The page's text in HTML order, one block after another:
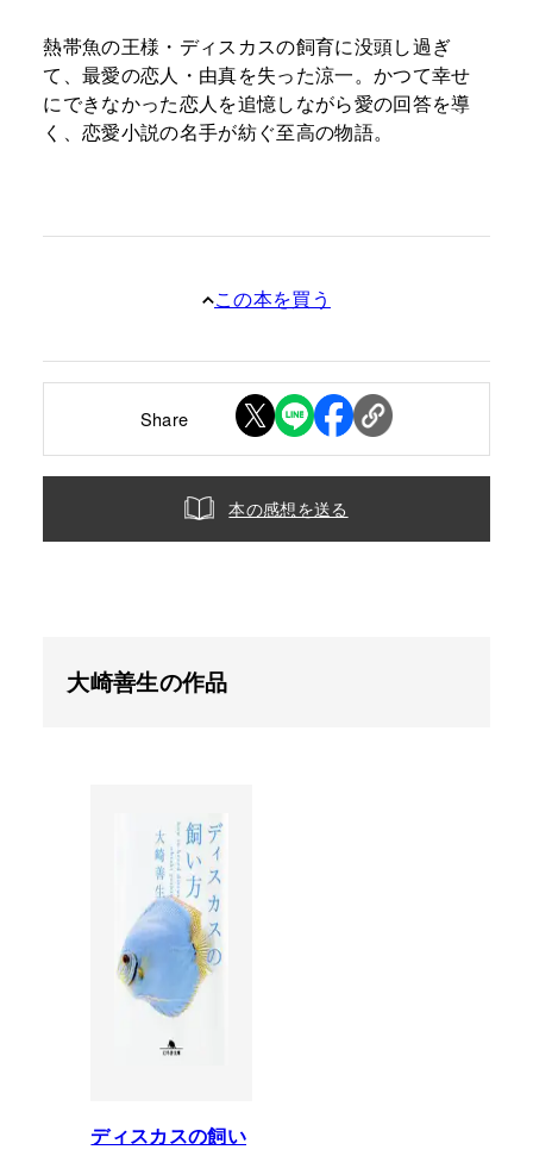
熱帯魚の王様・ディスカスの飼育に没頭し過ぎ
て、最愛の恋人・由真を失った涼一。かつて幸せ
にできなかった恋人を追憶しながら愛の回答を導
く、恋愛小説の名手が紡ぐ至高の物語。
この本を買う
Share
本の感想を送る
大崎善生の作品
ディスカスの飼い